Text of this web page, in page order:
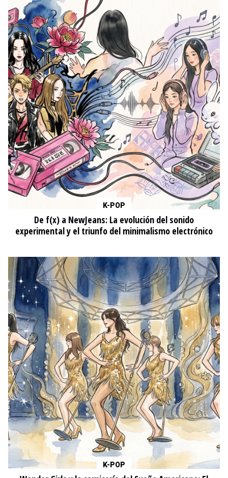
K-POP
De f(x) a NewJeans: La evolución del sonido
experimental y el triunfo del minimalismo electrónico
K-POP